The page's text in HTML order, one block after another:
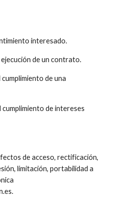
interesado.
de un contrato.
de una
de intereses
de acceso, rectificación,
limitación, portabilidad a